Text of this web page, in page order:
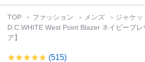
TOP ファッション メンズ
ジャケッ
D.C.WHITE West Point Blazer ネイビーブレ
ア】
(515)